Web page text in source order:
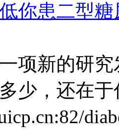
你患二型
项新的研
少，还在